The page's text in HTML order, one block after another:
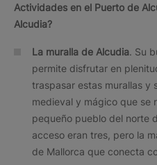
Actividades en el Puerto de
Alcudia?
La muralla de Alcudia. Su
permite disfrutar en
traspasar estas murallas y
medieval y mágico que se
pequeño pueblo del norte
acceso eran tres, pero la
de Mallorca que conecta